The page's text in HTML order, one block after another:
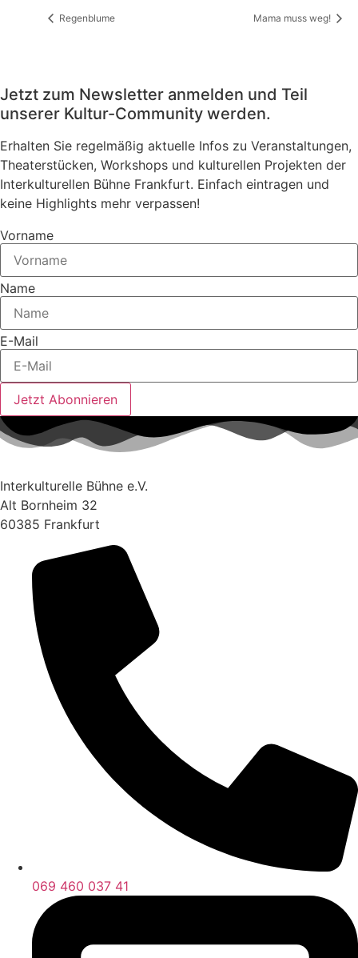
Regenblume Mama muss weg!
Jetzt zum Newsletter anmelden und Teil
unserer Kultur-Community werden.
Erhalten Sie regelmäßig aktuelle Infos zu Veranstaltungen,
Theaterstücken, Workshops und kulturellen Projekten der
Interkulturellen Bühne Frankfurt. Einfach eintragen und
keine Highlights mehr verpassen!
Vorname
Name
E-Mail
Jetzt Abonnieren
Interkulturelle Bühne e.V.
Alt Bornheim 32
60385 Frankfurt
069 460 037 41